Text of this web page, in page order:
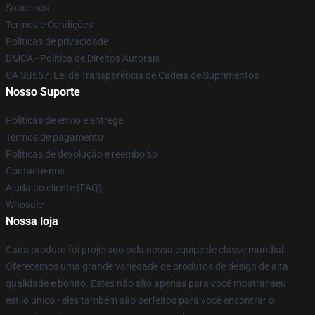
Sobre nós
Termos e Condições
Políticas de privacidade
DMCA - Política de Direitos Autorais
CA SB657: Lei de Transparência de Cadeia de Suprimentos
Nosso Suporte
Políticas de envio e entrega
Termos de pagamento
Políticas de devolução e reembolso
Contacte-nos
Ajuda ao cliente (FAQ)
Whosale
Nossa loja
Cada produto foi projetado pela nossa equipe de classe mundial.
Oferecemos uma grande variedade de produtos de design de alta
qualidade e bonito. Estes não são apenas para você mostrar seu
estilo único - eles também são perfeitos para você encontrar o